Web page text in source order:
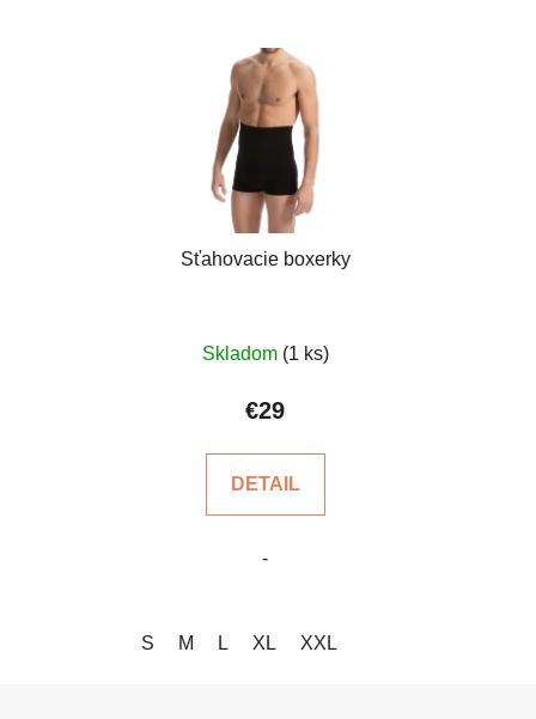
Sťahovacie boxerky
hodnotenie
produktu
z
hviezdičiek.
Skladom (1 ks)
€29
DETAIL
-
S M L XL XXL